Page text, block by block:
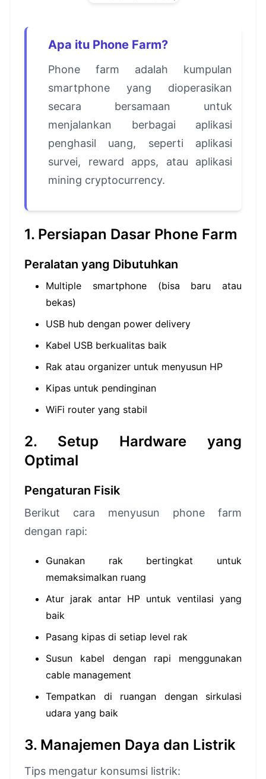
Apa itu Phone Farm?
Phone farm adalah kumpulan
smartphone yang dioperasikan
secara bersamaan untuk
menjalankan berbagai aplikasi
penghasil uang, seperti aplikasi
survei, reward apps, atau aplikasi
mining cryptocurrency.
1. Persiapan Dasar Phone Farm
Peralatan yang Dibutuhkan
Multiple smartphone (bisa baru atau
bekas)
USB hub dengan power delivery
Kabel USB berkualitas baik
Rak atau organizer untuk menyusun HP
Kipas untuk pendinginan
WiFi router yang stabil
2. Setup Hardware yang
Optimal
Pengaturan Fisik
Berikut cara menyusun phone farm
dengan rapi:
Gunakan rak bertingkat untuk
memaksimalkan ruang
Atur jarak antar HP untuk ventilasi yang
baik
Pasang kipas di setiap level rak
Susun kabel dengan rapi menggunakan
cable management
Tempatkan di ruangan dengan sirkulasi
udara yang baik
3. Manajemen Daya dan Listrik
Tips mengatur konsumsi listrik: